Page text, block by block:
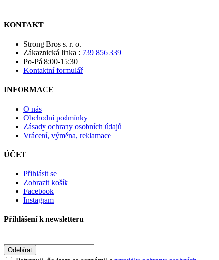
KONTAKT
Strong Bros s. r. o.
Zákaznická linka : 739 856 339
Po-Pá 8:00-15:30
Kontaktní formulář
INFORMACE
O nás
Obchodní podmínky
Zásady ochrany osobních údajů
Vrácení, výměna, reklamace
ÚČET
Přihlásit se
Zobrazit košík
Facebook
Instagram
Přihlášení k newsletteru
Odebírat